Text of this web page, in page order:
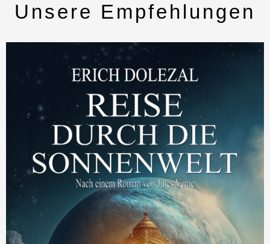
Unsere Empfehlungen